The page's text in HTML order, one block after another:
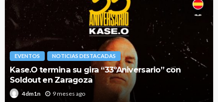
EVENTOS NOTICIAS DESTACADAS
Kase.O termina su gira “33ºAniversario” con
Soldout en Zaragoza
4dm1n 9 meses ago